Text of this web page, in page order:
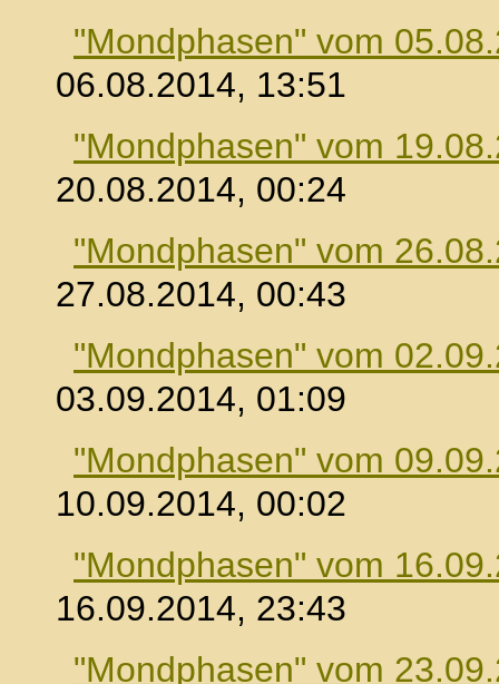
"Mondphasen" vom
06.08.2014, 13:51
"Mondphasen" vom
20.08.2014, 00:24
"Mondphasen" vom
27.08.2014, 00:43
"Mondphasen" vom
03.09.2014, 01:09
"Mondphasen" vom
10.09.2014, 00:02
"Mondphasen" vom
16.09.2014, 23:43
"Mondphasen" vom